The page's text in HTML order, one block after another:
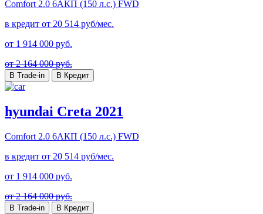
Comfort 2.0 6AКП (150 л.с.) FWD
в кредит от 20 514 руб/мес.
от 1 914 000 руб.
от 2 164 000 руб.
В Trade-in В Кредит
hyundai Creta 2021
Comfort 2.0 6AКП (150 л.с.) FWD
в кредит от 20 514 руб/мес.
от 1 914 000 руб.
от 2 164 000 руб.
В Trade-in В Кредит